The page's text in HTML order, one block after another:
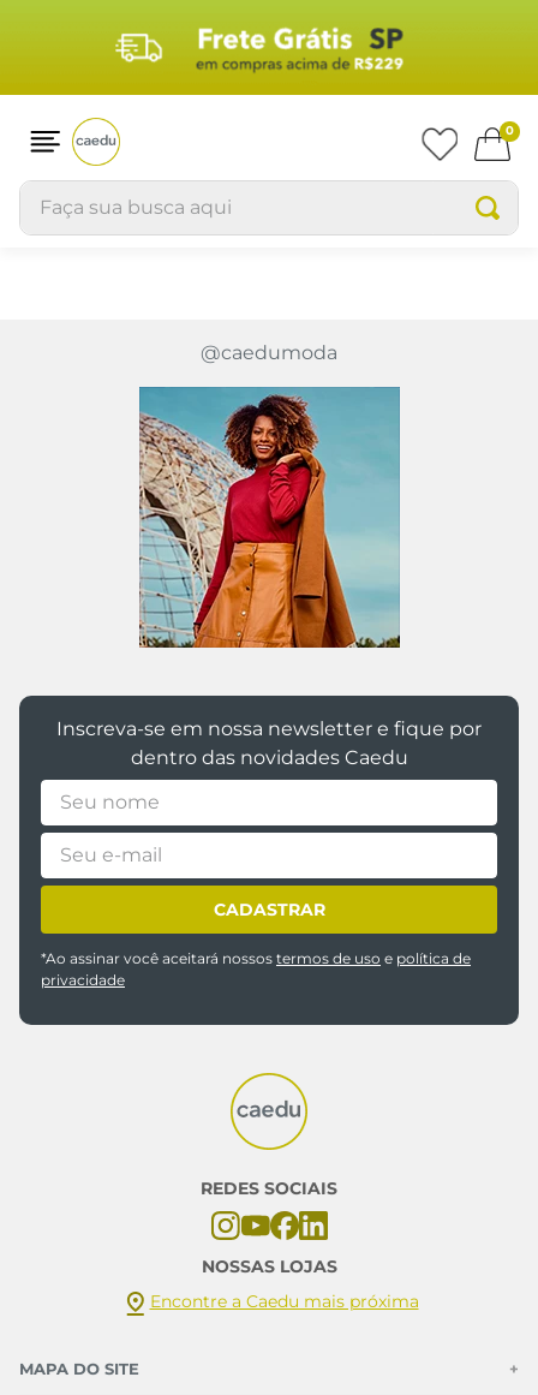
0
Faça sua busca aqui
@caedumoda
Inscreva-se em nossa newsletter e fique por
dentro das novidades Caedu
CADASTRAR
*Ao assinar você aceitará nossos termos de uso e política de
privacidade
REDES SOCIAIS
NOSSAS LOJAS
Encontre a Caedu mais próxima
MAPA DO SITE +